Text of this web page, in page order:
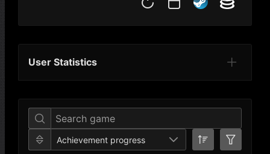
User Statistics
Per Year Last Year Last Month Per
Achievement progress